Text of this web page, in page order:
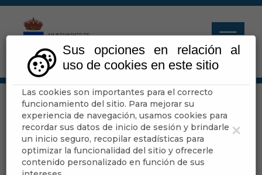
×
Sus opciones en relación al
uso de cookies en este sitio
Las cookies son importantes para el correcto
funcionamiento del sitio. Para mejorar su
experiencia de navegación, usamos cookies para
recordar sus datos de inicio de sesión y brindarle
un inicio seguro, recopilar estadísticas para
optimizar la funcionalidad del sitio y ofrecerle
contenido personalizado en función de sus
Negocios locales
Escuchar